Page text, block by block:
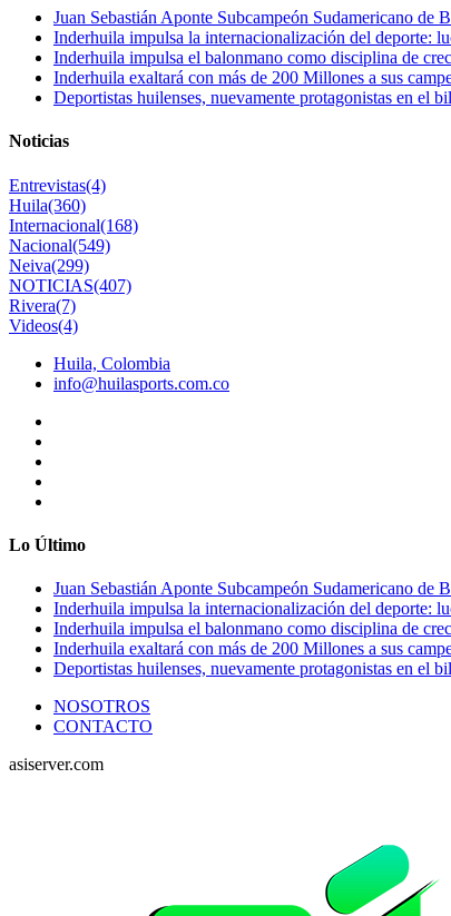
Juan Sebastián Aponte Subcampeón Sudamericano de
Inderhuila impulsa la internacionalización del deporte:
Inderhuila impulsa el balonmano como disciplina de
Inderhuila exaltará con más de 200 Millones a sus
Deportistas huilenses, nuevamente protagonistas en el
Noticias
Entrevistas(4)
Huila(360)
Internacional(168)
Nacional(549)
Neiva(299)
NOTICIAS(407)
Rivera(7)
Videos(4)
Huila, Colombia
info@huilasports.com.co
Lo Último
Juan Sebastián Aponte Subcampeón Sudamericano de
Inderhuila impulsa la internacionalización del deporte:
Inderhuila impulsa el balonmano como disciplina de
Inderhuila exaltará con más de 200 Millones a sus
Deportistas huilenses, nuevamente protagonistas en el
NOSOTROS
CONTACTO
asiserver.com